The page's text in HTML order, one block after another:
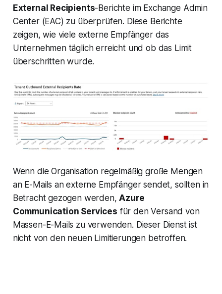
External Recipients-Berichte im Exchange Admin
Center (EAC) zu überprüfen. Diese Berichte
zeigen, wie viele externe Empfänger das
Unternehmen täglich erreicht und ob das Limit
überschritten wurde.
Wenn die Organisation regelmäßig große Mengen
an E-Mails an externe Empfänger sendet, sollten in
Betracht gezogen werden,Azure
Communication Services für den Versand von
Massen-E-Mails zu verwenden. Dieser Dienst ist
nicht von den neuen Limitierungen betroffen.